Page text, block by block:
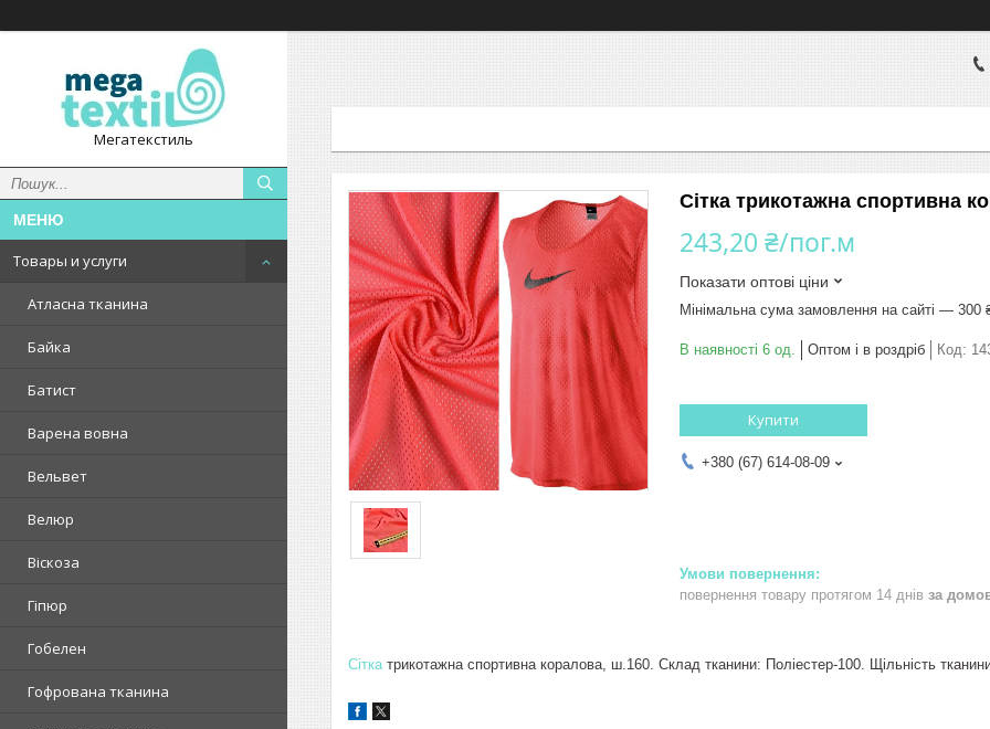
Мегатекстиль
Товары и услуги
Атласна тканина
Байка
Батист
Варена вовна
Вельвет
Велюр
Віскоза
Гіпюр
Гобелен
Гофрована тканина
Сітка трикотажна спортивна
243,20 ₴/пог.м
Показати оптові ціни
Мінімальна сума замовлення на сайті — 300
В наявності 6 од. Оптом і в роздріб Код:
Купити
+380 (67) 614-08-09
повернення товару протягом 14 днів за
Сітка трикотажна спортивна коралова, ш.160. Склад тканини: Поліестер-100. Щільність